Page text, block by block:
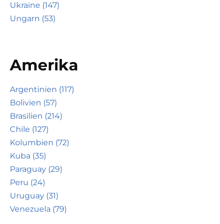
Ukraine (147)
Ungarn (53)
Amerika
Argentinien (117)
Bolivien (57)
Brasilien (214)
Chile (127)
Kolumbien (72)
Kuba (35)
Paraguay (29)
Peru (24)
Uruguay (31)
Venezuela (79)